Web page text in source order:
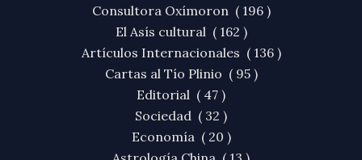
Consultora Oxímoron ( 196 )
El Asís cultural ( 162 )
Artículos Internacionales ( 136 )
Cartas al Tío Plinio ( 95 )
Editorial ( 47 )
Sociedad ( 32 )
Economía ( 20 )